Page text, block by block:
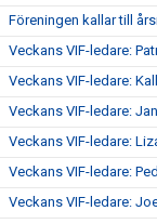
Föreningen kallar till
Veckans VIF-ledare:
Veckans VIF-ledare:
Veckans VIF-ledare:
Veckans VIF-ledare:
Veckans VIF-ledare:
Veckans VIF-ledare: